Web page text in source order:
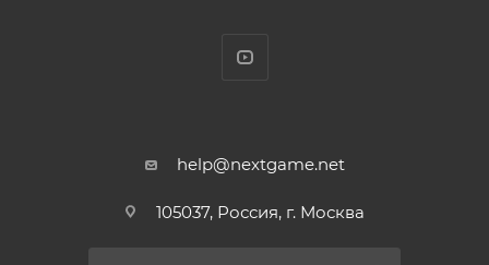
help@nextgame.net
105037, Россия, г. Москва